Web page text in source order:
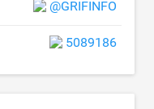
@GRIFINFO
5089186